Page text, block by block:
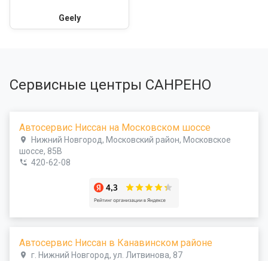
Geely
Сервисные центры САНРЕНО
Автосервис Ниссан на Московском шоссе
Нижний Новгород, Московский район, Московское
шоссе, 85В
420-62-08
Автосервис Ниссан в Канавинском районе
г. Нижний Новгород, ул. Литвинова, 87